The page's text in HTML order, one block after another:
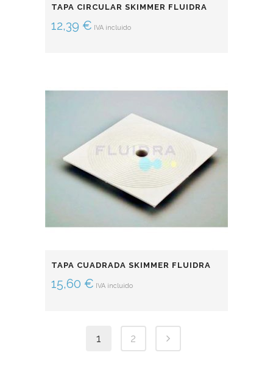
TAPA CIRCULAR SKIMMER FLUIDRA
12,39 € IVA incluido
TAPA CUADRADA SKIMMER FLUIDRA
15,60 € IVA incluido
1 2